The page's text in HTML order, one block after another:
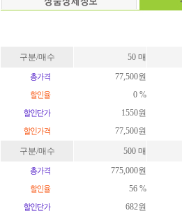
구분/매수
50 매
77,500원
0 %
1550원
77,500원
구분/매수 500 매
775,000원
56 %
682원